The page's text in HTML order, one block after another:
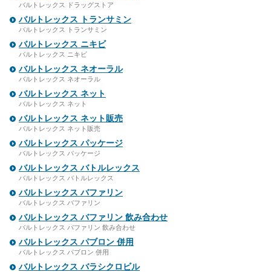
バルトレックス ドラッグストア
バルトレックス トランサミン
バルトレックス トランサミン
バルトレックス ニキビ
バルトレックス ニキビ
バルトレックス ネオーラル
バルトレックス ネオーラル
バルトレックス ネット
バルトレックス ネット
バルトレックス ネット販売
バルトレックス ネット販売
バルトレックス パッケージ
バルトレックス パッケージ
バルトレックス バトルレックス
バルトレックス バトルレックス
バルトレックス バファリン
バルトレックス バファリン
バルトレックス バファリン 飲み合わせ
バルトレックス バファリン 飲み合わせ
バルトレックス パブロン 併用
バルトレックス パブロン 併用
バルトレックス バラシクロビル